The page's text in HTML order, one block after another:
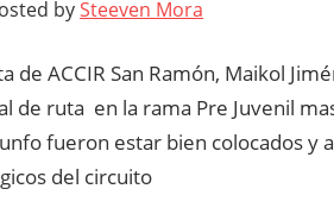
bySteeven Mora
de ACCIR San Ramón, Maikol
de ruta en la rama Pre Juvenil
fueron estar bien colocados y
del circuito